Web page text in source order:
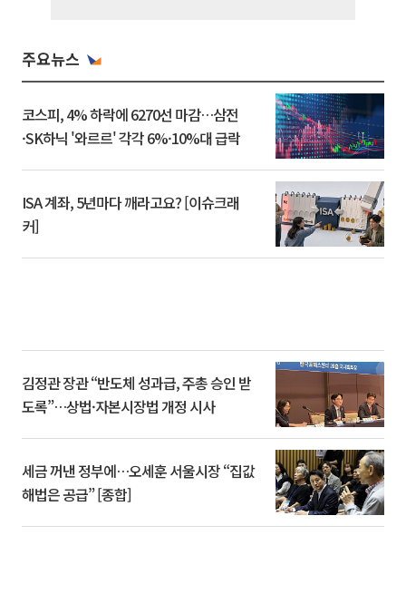
주요뉴스
코스피, 4% 하락에 6270선 마감…삼전
·SK하닉 '와르르' 각각 6%·10%대 급락
ISA 계좌, 5년마다 깨라고요? [이슈크래
커]
김정관 장관 “반도체 성과급, 주총 승인 받
도록”…상법·자본시장법 개정 시사
세금 꺼낸 정부에…오세훈 서울시장 “집값
해법은 공급” [종합]